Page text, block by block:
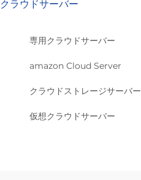
クラウドサーバー
専用クラウドサーバー
amazon Cloud Server
クラウドストレージサーバー
仮想クラウドサーバー